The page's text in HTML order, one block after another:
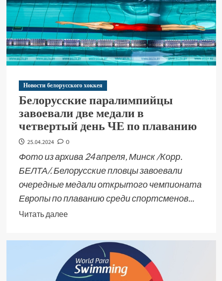
Новости белорусского хоккея
Белорусские паралимпийцы
завоевали две медали в
четвертый день ЧЕ по плаванию
25.04.2024 0
Фото из архива 24 апреля, Минск /Корр.
БЕЛТА/. Белорусские пловцы завоевали
очередные медали открытого чемпионата
Европы по плаванию среди спортсменов...
Читать далее